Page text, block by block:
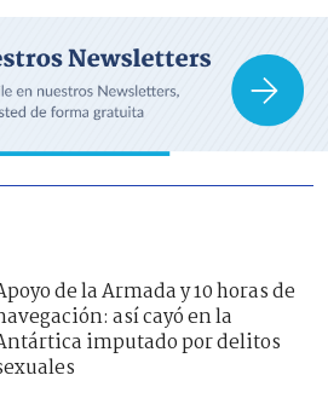
de la Armada y 10 horas de
así cayó en la
imputado por delitos